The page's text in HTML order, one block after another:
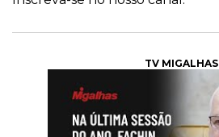
TV MIGALHAS